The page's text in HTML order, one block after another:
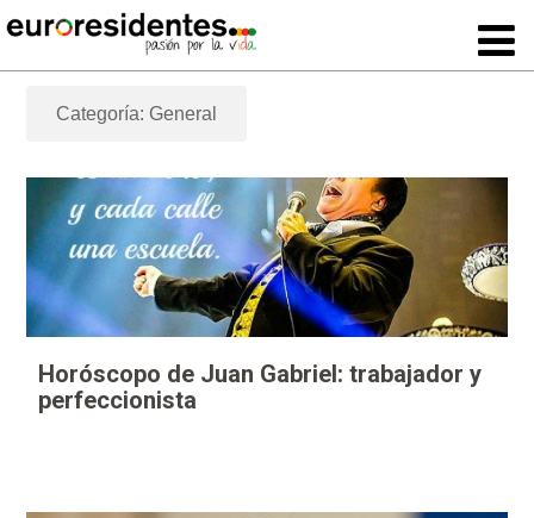
Categoría: General
Horóscopo de Juan Gabriel: trabajador y
perfeccionista